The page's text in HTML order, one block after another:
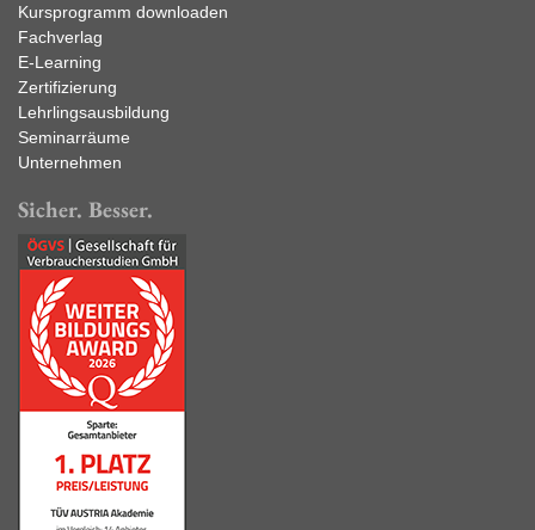
Kursprogramm downloaden
Fachverlag
E-Learning
Zertifizierung
Lehrlingsausbildung
Seminarräume
Unternehmen
Sicher. Besser.